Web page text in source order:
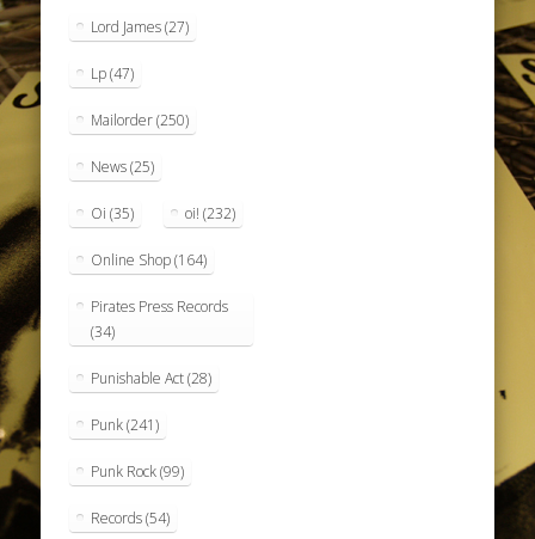
Lord James(27)
Lp(47)
Mailorder(250)
News(25)
Oi (35) oi! (232)
Online Shop(164)
Pirates Press Records
(34)
Punishable Act(28)
Punk(241)
Punk Rock(99)
Records(54)